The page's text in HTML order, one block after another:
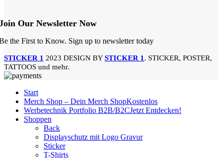
Our Newsletter Now
the First to Know. Sign up to newsletter today
STICKER 1 2023 DESIGN BYSTICKER 1 . STICKER, POSTER,
TATTOOS und mehr.
Start
Merch Shop – Dein Merch ShopKostenlos
Werbetechnik Portfolio B2B/B2CJetzt Entdecken!
Shoppen
Back
Displayschutz mit Logo Gravur
Sticker
T-Shirts